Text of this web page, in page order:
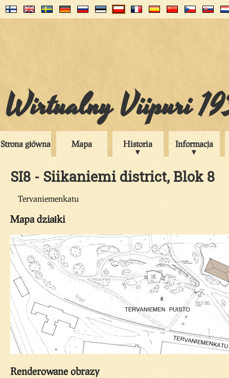
Wirtualny Viipuri
Strona główna Mapa Historia Informacja
SI8 - Siikaniemi district, Blok 8
Tervaniemenkatu
Mapa działki
Renderowane obrazy